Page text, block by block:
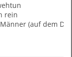
rein
(auf dem